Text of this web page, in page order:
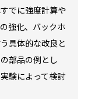
でに強度計算や
強化、バックホ
具体的な改良と
部品の例とし
験によって検討